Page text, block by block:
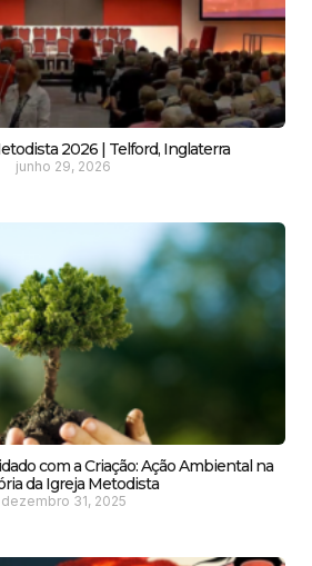
2026 | Telford, Inglaterra
junho 29, 2026
com a Criação: Ação Ambiental na
da Igreja Metodista
dezembro 31, 2025